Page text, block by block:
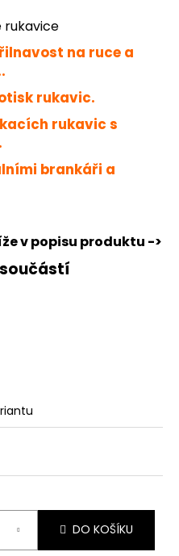
rukavice
na ruce a
rukavic.
rukavic s
brankáři a
v popisu produktu ->
DO KOŠÍKU